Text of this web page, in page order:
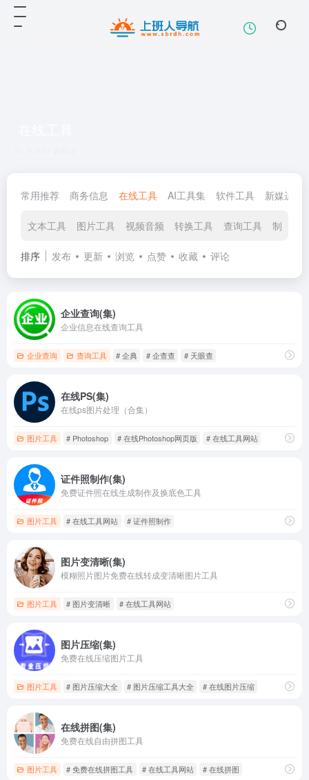
常用推荐 商务信息 在线工具 AI工具集 软件工具 新媒运营
文本工具 图片工具 视频音频 转换工具 查询工具 制作生
排序 发布 更新 浏览 点赞 收藏 评论
企业查询(集)
企业信息在线查询工具
企业查询 查询工具 # 企典 # 企查查 # 天眼查
在线PS(集)
在线ps图片处理（合集）
图片工具 # Photoshop # 在线Photoshop网页版 # 在线工具网站
证件照制作(集)
免费证件照在线生成制作及换底色工具
图片工具 # 在线工具网站 # 证件照制作
图片变清晰(集)
模糊照片图片免费在线转成变清晰图片工具
图片工具 # 图片变清晰 # 在线工具网站
图片压缩(集)
免费在线压缩图片工具
图片工具 # 图片压缩大全 # 图片压缩工具大全 # 在线图片压缩
在线拼图(集)
免费在线自由拼图工具
图片工具 # 免费在线拼图工具 # 在线工具网站 # 在线拼图